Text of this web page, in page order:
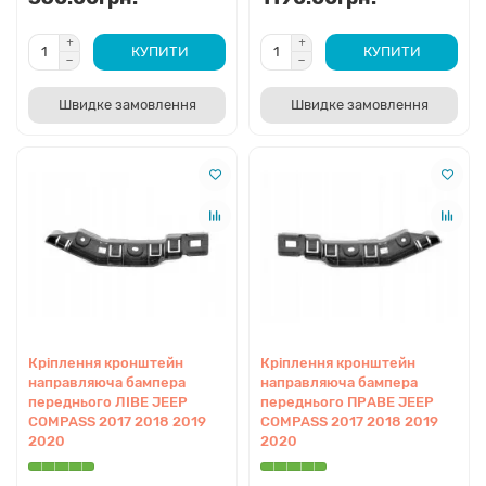
Базові комплектації оснащуються галогеновими
рефлекторними фарами, тоді як преміальні версії мають
лінзовану Bi-Xenon оптику з виразною LED-лінією ДХО.
Роз'єми (піни) підключення у них різні, тому пряма заміна
можна ставити будь-яку решітку?
Радар системи ACC встановлений у нижній частині
Що означає наклейка CAPA на аналоговому
крилі чи капоті?
Сертифікація CAPA підтверджує, що неоригінальна кузовна
КУПИТИ
Швидке замовлення
КУПИТИ
Швидке замовлення
Кріплення кронштейн
направляюча бампера
переднього ЛІВЕ JEEP
COMPASS 2017 2018 2019
2020
Кріплення кронштейн
направляюча бампера
переднього ПРАВЕ JEEP
COMPASS 2017 2018 2019
2020